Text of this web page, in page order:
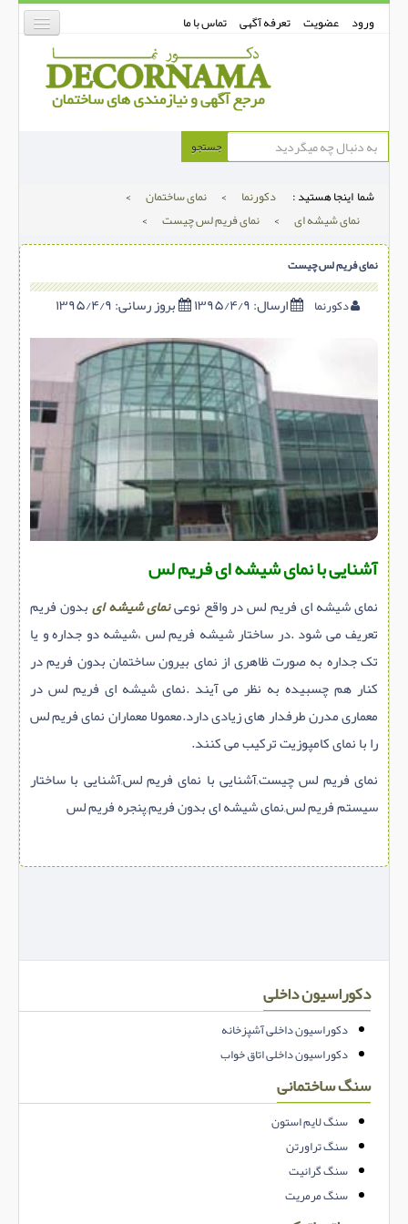
ورود عضویت تعرفه آگهی تماس با ما
دکورنما
دیوارپوش
دکوراسیون داخلی
درب و پنجره
بتن-بتون
مصالح ساختمانی
سازه پیش ساخته
سنگ ساختمانی
عایق ساختمان
سرویس بهداشتی
برقی,روشنایی,ایمنی
تاسیسات ساختمان
ابزار آلات ساختمانی
تعمیر و نگهداری ساختمان
محوطه سازی و نما
ماشین آلات ساختمانی
جستجو
شما اینجا هستید : دکورنما > نمای ساختمان
>
نمای شیشه ای
> نمای فریم لس چیست >
نمای فریم لس چیست
دکورنما ارسال:۱۳۹۵/۴/۹ بروز رسانی:
آشنایی با نمای شیشه ای فریم لس
نمای شیشه ای فریم لس در واقع نوعینمای شیشه ایبدون فریم
تعریف می شود .در ساختار شیشه فریم لس ،شیشه دو جداره و یا
تک جداره به صورت ظاهری از نمای بیرون ساختمان بدون فریم در
کنار هم چسبیده به نظر می آیند .نمای شیشه ای فریم لس در
معماری مدرن طرفدار های زیادی دارد.معمولا معماران نمای فریم لس
را با نمای کامپوزیت ترکیب می کنند.
نمای فریم لس چیست,آشنایی با نمای فریم لس,آشنایی با ساختار
سیستم فریم لس,نمای شیشه ای بدون فریم,پنجره فریم لس
دکوراسیون داخلی
دکوراسیون داخلی آشپزخانه
دکوراسیون داخلی اتاق خواب
سنگ ساختمانی
سنگ لایم استون
سنگ تراورتن
سنگ گرانیت
سنگ مرمریت